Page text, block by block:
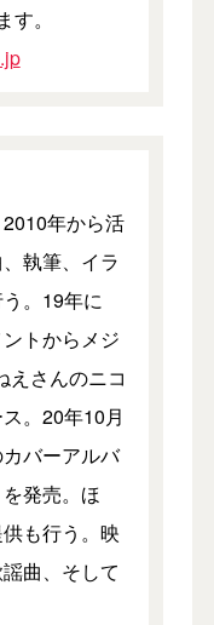
。
年から活
執筆、イラ
。19年に
トからメジ
えさんのニコ
。20年10月
バーアルバ
発売。ほ
も行う。映
曲、そして